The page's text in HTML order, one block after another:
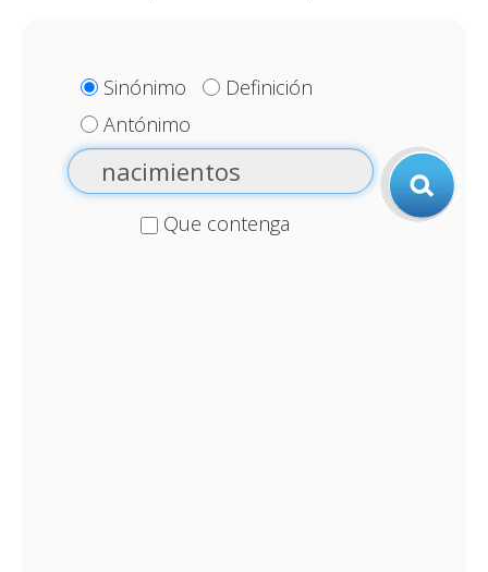
Sinónimo
Definición
Antónimo
Que contenga